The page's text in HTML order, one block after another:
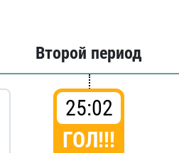
Второй период
25:02
ГОЛ!!!